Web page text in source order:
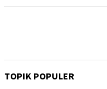
TOPIK POPULER